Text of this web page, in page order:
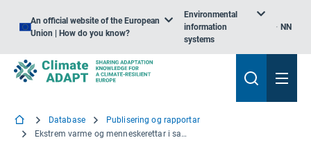
An official website of the European
Union | How do you know?
Environmental
information
systems
NN
Database
Publisering og rapportar
Ekstrem varme og menneskerettar i samanheng med klimaendringar